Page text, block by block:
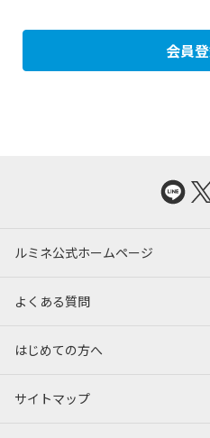
会員
ルミネ公式ホームページ
よくある質問
はじめての方へ
サイトマップ